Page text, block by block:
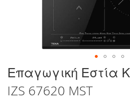
Μετάβαση
στην
αρχή
της
Επαγωγική Εστία
IZS 67620 MST